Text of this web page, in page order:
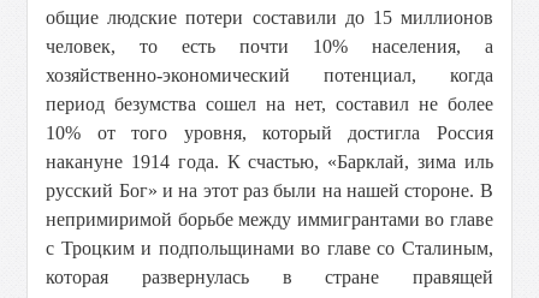
общие людские потери составили до 15 миллионов
человек, то есть почти 10% населения, а
хозяйственно-экономический потенциал, когда
период безумства сошел на нет, составил не более
10% от того уровня, который достигла Россия
накануне 1914 года. К счастью, «Барклай, зима иль
русский Бог» и на этот раз были на нашей стороне. В
непримиримой борьбе между иммигрантами во главе
с Троцким и подпольщинами во главе со Сталиным,
которая развернулась в стране правящей